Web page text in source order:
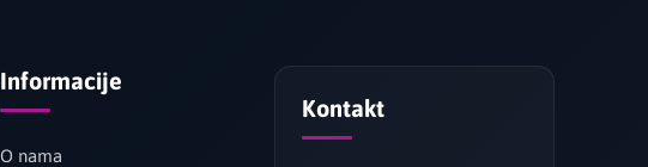
Informacije
O nama
Kontakt